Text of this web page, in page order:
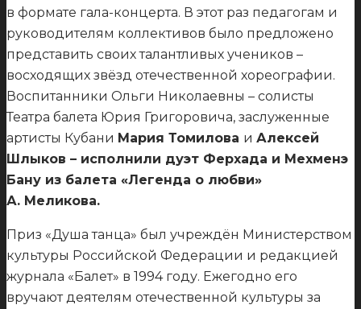
в формате гала-концерта. В этот раз педагогам и
руководителям коллективов было предложено
представить своих талантливых учеников –
восходящих звёзд отечественной хореографии.
Воспитанники Ольги Николаевны – солисты
Театра балета Юрия Григоровича, заслуженные
артисты Кубани Мария Томилова и Алексей
Шлыков – исполнили дуэт Ферхада и Мехменэ
Бану из балета «Легенда о любви»
А. Меликова.
Приз «Душа танца» был учреждён Министерством
культуры Российской Федерации и редакцией
журнала «Балет» в 1994 году. Ежегодно его
вручают деятелям отечественной культуры за